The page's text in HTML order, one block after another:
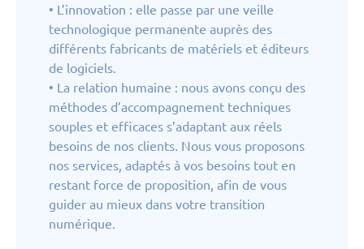
• L’innovation : elle passe par une veille
technologique permanente auprès des
différents fabricants de matériels et éditeurs
de logiciels.
• La relation humaine : nous avons conçu des
méthodes d’accompagnement techniques
souples et efficaces s’adaptant aux réels
besoins de nos clients. Nous vous proposons
nos services, adaptés à vos besoins tout en
restant force de proposition, afin de vous
guider au mieux dans votre transition
numérique.